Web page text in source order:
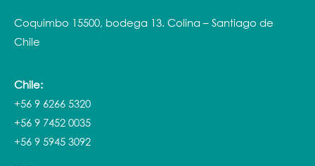
Coquimbo 15500, bodega 13. Colina – Santiago de
Chile
Chile:
+56 9 6266 5320
+56 9 7452 0035
+56 9 5945 3092